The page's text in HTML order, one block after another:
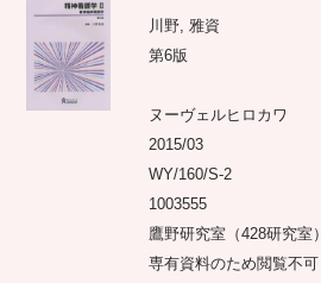
川野, 雅資
第6版
ヌーヴェルヒロカワ
2015/03
WY/160/S-2
1003555
鷹野研究室（428研究室）
専有資料のため閲覧不可